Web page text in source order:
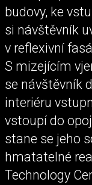
budovy, ke
si návštěvník
v reflexivní
S mizejícím
se návštěvník
interiéru
vstoupí do
stane se jeho
hmatatelné
Technology